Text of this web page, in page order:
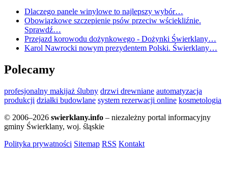
Dlaczego panele winylowe to najlepszy wybór…
Obowiązkowe szczepienie psów przeciw wściekliźnie.
Sprawdź…
Przejazd korowodu dożynkowego - Dożynki Świerklany…
Karol Nawrocki nowym prezydentem Polski. Świerklany…
Polecamy
profesjonalny makijaż ślubny drzwi drewniane automatyzacja
produkcji działki budowlane system rezerwacji online kosmetologia
© 2006–2026 swierklany.info – niezależny portal informacyjny
gminy Świerklany, woj. śląskie
Polityka prywatności Sitemap RSS Kontakt